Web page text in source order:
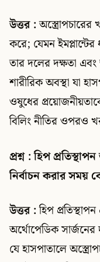
উত্তর :
করে; যেমন
তার দলের দক্ষতা এবং
শারীরিক অবস্থা যা
ওষুধের
বিলিং নীতির ওপরও
প্রশ্ন : হিপ
নির্বাচন করার সময়
উত্তর :হিপ
অর্থোপেডিক সার্জনের
যে হাসপাতালে